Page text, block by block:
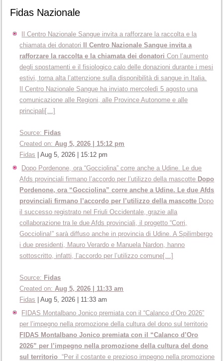
Fidas Nazionale
Il Centro Nazionale Sangue invita a rafforzare la raccolta e la
chiamata dei donatori Il Centro Nazionale Sangue invita a
rafforzare la raccolta e la chiamata dei donatori Con l’aumento
degli spostamenti e il fisiologico calo delle donazioni durante i mesi
estivi, torna alta l’attenzione sulla disponibilità di sangue in Italia.
Il Centro Nazionale Sangue ha inviato mercoledì 5 agosto una
comunicazione alle Regioni, alle Province Autonome e alle
principali[…]
Source: Fidas
Created on: Aug 5, 2026 | 15:12 pm
Fidas |Aug 5, 2026 | 15:12 pm
Dopo Pordenone, ora “Gocciolina” corre anche a Udine. Le due
Afds provinciali firmano l’accordo per l’utilizzo della mascotte Dopo
Pordenone, ora “Gocciolina” corre anche a Udine. Le due Afds
provinciali firmano l’accordo per l’utilizzo della mascotte Dopo
il successo registrato nel Friuli Occidentale, grazie alla
collaborazione tra le due Afds provinciali, il progetto “Corri,
Gocciolina!” sarà diffuso anche in provincia di Udine. A Spilimbergo
i due presidenti, Mauro Verardo e Manuela Nardon, hanno
sottoscritto, infatti, l’accordo per l’utilizzo comune[…]
Source: Fidas
Created on: Aug 5, 2026 | 11:33 am
Fidas |Aug 5, 2026 | 11:33 am
FIDAS Montalbano Jonico premiata con il “Calanco d’Oro 2026”
per l’impegno nella promozione della cultura del dono sul territorio
FIDAS Montalbano Jonico premiata con il “Calanco d’Oro
2026” per l’impegno nella promozione della cultura del dono
sul territorio “Per il costante e prezioso impegno nella promozione